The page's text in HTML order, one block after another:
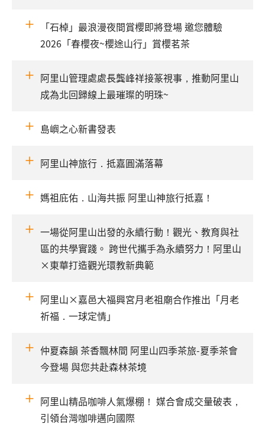
「石棹」最浪漫夜間賞櫻即將登場 邀您體驗
2026「春櫻夜~櫻途山行」賞櫻茗茶
阿里山管理處處長龔峰祥接篆視事，推動阿里山
成為北回歸線上最璀璨的明珠~
島嶼之心新書發表
阿里山神旅行．抵嘉圓滿落幕
媽祖庇佑．山海共振 阿里山神旅行抵嘉！
一場從阿里山出發的永續行動！觀光、教育與社
區的共學實踐。 跨世代攜手為永續努力！阿里山
×東華打造觀光環教新典範
阿里山×嘉邑大福興宮月老祖廟合作推出「月老
祈福．一球定情」
仲夏森韻 茶香飄林間 阿里山四季茶旅-夏季茶會
今登場 與您共赴森林茶境
阿里山精品咖啡人氣爆棚！ 媒合會成交量破表，
引領台灣咖啡邁向國際